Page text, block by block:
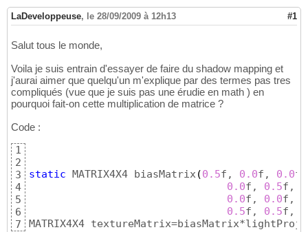
LaDeveloppeuse, le 28/09/2009 à 12h13 #1
Salut tous le monde,
Voila je suis entrain d'essayer de faire du shadow mapping et
j'aurai aimer que quelqu'un m'explique par des termes pas tres
compliqués (vue que je suis pas une érudie en math ) en
pourquoi fait-on cette multiplication de matrice ?
Code :
1
2
3
4
5
6
7
static MATRIX4X4 biasMatrix(0.5f, 0.0f, 0.0
0.0f, 0.5f,
0.0f, 0.0f,
0.5f, 0.5f,
MATRIX4X4